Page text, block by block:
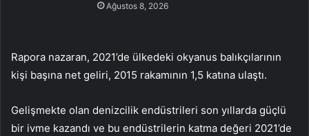
Ağustos 8, 2026
Rapora nazaran, 2021’de ülkedeki okyanus balıkçılarının
kişi başına net geliri, 2015 rakamının 1,5 katına ulaştı.
Gelişmekte olan denizcilik endüstrileri son yıllarda güçlü
bir ivme kazandı ve bu endüstrilerin katma değeri 2021’de